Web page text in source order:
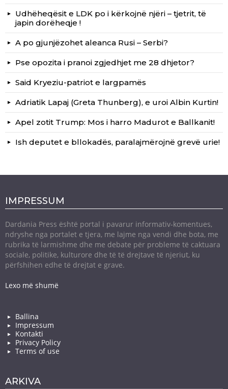
Udhëheqësit e LDK po i kërkojnë njëri – tjetrit, të
japin dorëheqje !
A po gjunjëzohet aleanca Rusi – Serbi?
Pse opozita i pranoi zgjedhjet me 28 dhjetor?
Said Kryeziu-patriot e largpamës
Adriatik Lapaj (Greta Thunberg), e uroi Albin Kurtin!
Apel zotit Trump: Mos i harro Madurot e Ballkanit!
Ish deputet e bllokadës, paralajmërojnë grevë urie!
IMPRESSUM
Dardania Press është portal i pavarur informativ-komentues,
ndryshe nga portalet e tjera, me lajme nga vendi dhe bota, me
rubrika të larmishme dhe me debate për probleme të caktuara
sociale, politike, kulturore dhe të të drejtave të njeriut, ku
përfshihen edhe të drejtat e grave.
Lexo më shumë
Ballina
Impressum
Kontakti
Privacy Policy
Terms of use
ARKIVA